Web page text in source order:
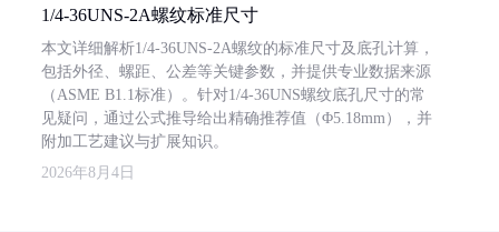
1/4-36UNS-2A螺纹标准尺寸
本文详细解析1/4-36UNS-2A螺纹的标准尺寸及底孔计算，
包括外径、螺距、公差等关键参数，并提供专业数据来源
（ASME B1.1标准）。针对1/4-36UNS螺纹底孔尺寸的常
见疑问，通过公式推导给出精确推荐值（Φ5.18mm），并
附加工艺建议与扩展知识。
2026年8月4日